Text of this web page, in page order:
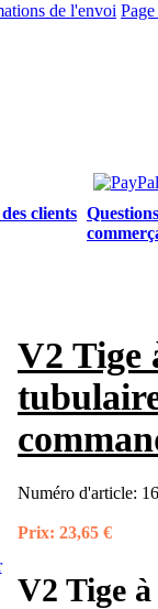
de l'envoi
clients
V2 Tige
Numéro d'article:
Prix: 23,65 €
V2 Tige